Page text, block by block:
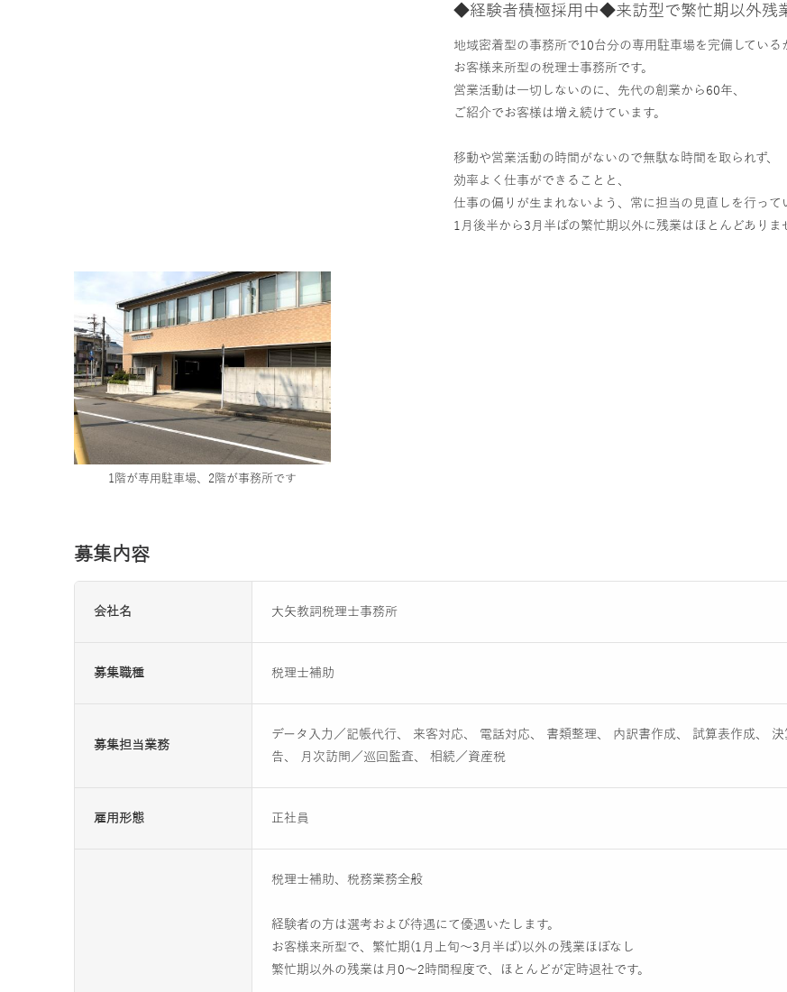
◆経験者積極採用中◆来訪型で繁忙期以外残
地域密着型の事務所で10台分の専用駐車場を完備している
お客様来所型の税理士事務所です。
営業活動は一切しないのに、先代の創業から60年、
ご紹介でお客様は増え続けています。
移動や営業活動の時間がないので無駄な時間を取られず、
効率よく仕事ができることと、
仕事の偏りが生まれないよう、常に担当の見直しを行って
1月後半から3月半ばの繁忙期以外に残業はほとんどありま
1階が専用駐車場、2階が事務所です
募集内容
会社名 大矢教詞税理士事務所
募集職種 税理士補助
募集担当業務
データ入力／記帳代行、 来客対応、 電話対応、 書類整理、 内訳書作成、 試算表作成、
告、 月次訪問／巡回監査、 相続／資産税
雇用形態 正社員
税理士補助、税務業務全般
経験者の方は選考および待遇にて優遇いたします。
お客様来所型で、繁忙期(1月上旬～3月半ば)以外の残業ほぼなし
繁忙期以外の残業は月0～2時間程度で、ほとんどが定時退社です。